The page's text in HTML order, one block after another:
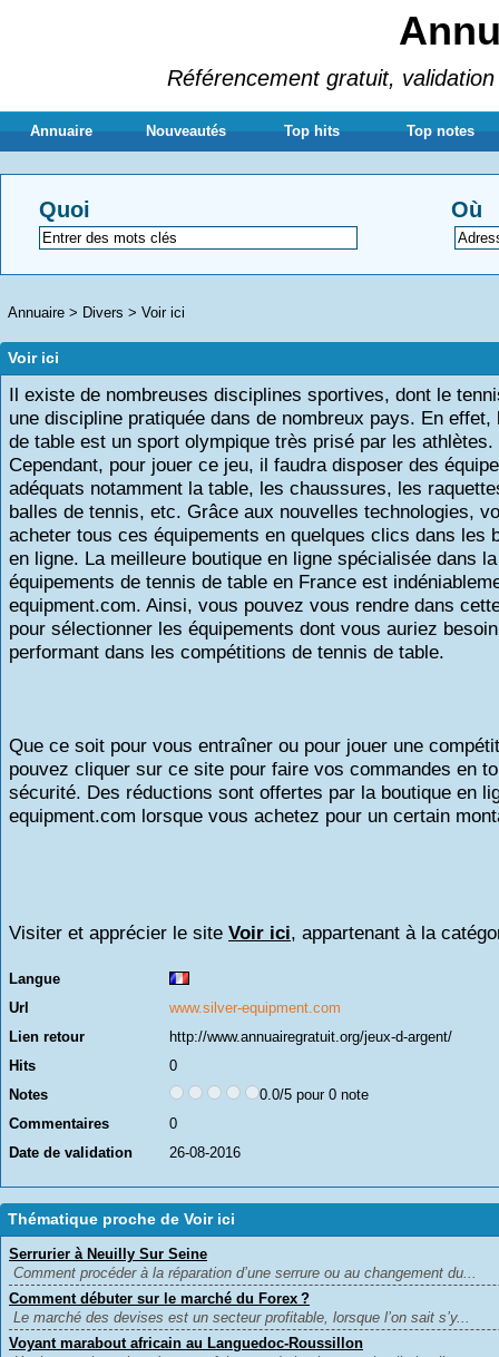
Référencement gratuit,
Annuaire Nouveautés Top hits Top notes
Quoi Où
Annuaire > Divers > Voir ici
Voir ici
Il existe de nombreuses disciplines sportives, dont le
une discipline pratiquée dans de nombreux pays. En effet,
de table est un sport olympique très prisé par les athlètes.
Cependant, pour jouer ce jeu, il faudra disposer des
adéquats notamment la table, les chaussures, les
balles de tennis, etc. Grâce aux nouvelles technologies,
acheter tous ces équipements en quelques clics dans les
en ligne. La meilleure boutique en ligne spécialisée dans
équipements de tennis de table en France est
equipment.com. Ainsi, vous pouvez vous rendre dans
pour sélectionner les équipements dont vous auriez
performant dans les compétitions de tennis de table.
Que ce soit pour vous entraîner ou pour jouer une
pouvez cliquer sur ce site pour faire vos commandes en
sécurité. Des réductions sont offertes par la boutique en
equipment.com lorsque vous achetez pour un certain
Visiter et apprécier le site Voir ici, appartenant à la
Langue
Url
www.silver-equipment.com
Lien retour
http://www.annuairegratuit.org/jeux-d-argent/
Hits
0
Notes
0.0/5 pour 0 note
Commentaires
0
Date de validation
26-08-2016
Thématique proche de Voir ici
Serrurier à Neuilly Sur Seine
Comment procéder à la réparation d’une serrure ou au changement du...
Comment débuter sur le marché du Forex ?
Le marché des devises est un secteur profitable, lorsque l’on sait s’y...
Voyant marabout africain au Languedoc-Roussillon